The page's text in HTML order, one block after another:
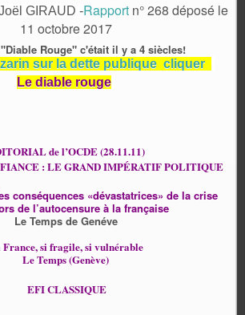
GIRAUD -Rapport n° 268 déposé le
11 octobre 2017
Rouge" c'était il y a 4 siècles!
sur la dette publique cliquer
Le diable rouge
de l’OCDE (28.11.11)
: LE GRAND IMPÉRATIF POLITIQUE
conséquences «dévastatrices» de la crise
de l’autocensure à la française
Le Temps de Genéve
si fragile, si vulnérable
Le Temps (Genève)
EFI CLASSIQUE